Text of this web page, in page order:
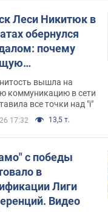
Леси Никитюк в
обернулся
почему
вышла на
коммуникацию в сети
все точки над "i"
17:32 13,5 т.
с победы
в
Лиги
Видео